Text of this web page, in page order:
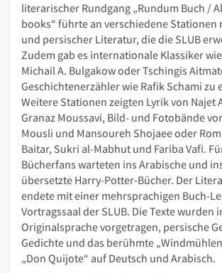
literarischer Rundgang „Rundum Buch /
books“ führte an verschiedene Stationen
und persischer Literatur, die die SLUB
Zudem gab es internationale Klassiker
Michail A. Bulgakow oder Tschingis
Geschichtenerzähler wie Rafik Schami zu
Weitere Stationen zeigten Lyrik von Najet
Granaz Moussavi, Bild- und Fotobände
Mousli und Mansoureh Shojaee oder
Baitar, Sukri al-Mabhut und Fariba Vafi.
Bücherfans warteten ins Arabische und
übersetzte Harry-Potter-Bücher. Der
endete mit einer mehrsprachigen Buch-
Vortragssaal der SLUB. Die Texte wurden
Originalsprache vorgetragen, persische
Gedichte und das berühmte
„Don Quijote“ auf Deutsch und Arabisch.